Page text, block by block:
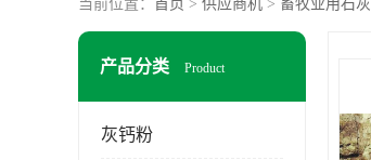
当前位置： 首页 > 供应商机 > 畜牧业用石灰
产品分类 Product
灰钙粉